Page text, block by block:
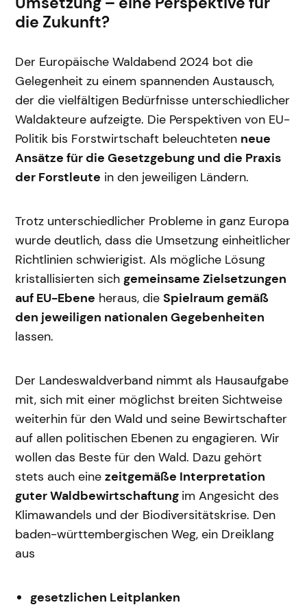
die Zukunft?
Der Europäische Waldabend 2024 bot die
Gelegenheit zu einem spannenden Austausch,
der die vielfältigen Bedürfnisse unterschiedlicher
Waldakteure aufzeigte. Die Perspektiven von EU-
Politik bis Forstwirtschaft beleuchteten neue
Ansätze für die Gesetzgebung und die Praxis
der Forstleute in den jeweiligen Ländern.
Trotz unterschiedlicher Probleme in ganz Europa
wurde deutlich, dass die Umsetzung einheitlicher
Richtlinien schwierigist. Als mögliche Lösung
kristallisierten sichgemeinsame Zielsetzungen
auf EU-Ebene heraus, dieSpielraum gemäß
den jeweiligen nationalen Gegebenheiten
lassen.
Der Landeswaldverband nimmt als Hausaufgabe
mit, sich mit einer möglichst breiten Sichtweise
weiterhin für den Wald und seine Bewirtschafter
auf allen politischen Ebenen zu engagieren. Wir
wollen das Beste für den Wald. Dazu gehört
stets auch einezeitgemäße Interpretation
guter Waldbewirtschaftung im Angesicht des
Klimawandels und der Biodiversitätskrise. Den
baden-württembergischen Weg, ein Dreiklang
aus
gesetzlichen Leitplanken